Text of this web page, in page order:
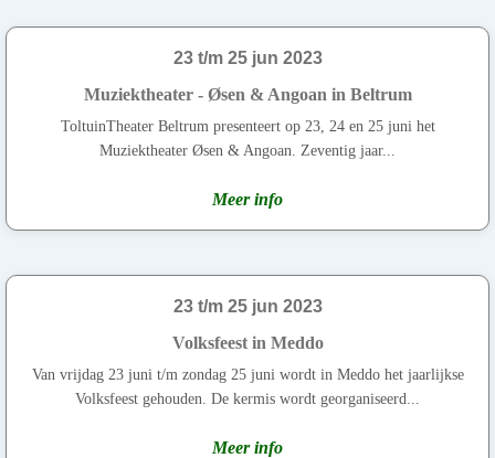
23 t/m 25 jun 2023
Muziektheater - Øsen & Angoan in Beltrum
ToltuinTheater Beltrum presenteert op 23, 24 en 25 juni het
Muziektheater Øsen & Angoan. Zeventig jaar...
Meer info
23 t/m 25 jun 2023
Volksfeest in Meddo
Van vrijdag 23 juni t/m zondag 25 juni wordt in Meddo het jaarlijkse
Volksfeest gehouden. De kermis wordt georganiseerd...
Meer info